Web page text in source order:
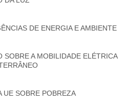
DE ENERGIA E AMBIENTE
SOBRE A MOBILIDADE ELÉTRICA
UE SOBRE POBREZA